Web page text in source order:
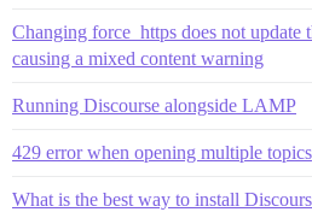
Changing force_https does not update
causing a mixed content warning
Running Discourse alongside LAMP
429 error when opening multiple topics
What is the best way to install